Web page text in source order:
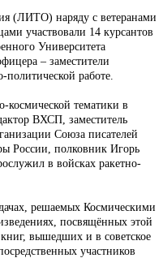
(ЛИТО) наряду с ветеранами
участвовали 14 курсантов
Университета
– заместители
работе.
космической тематики в
ВХСП, заместитель
Союза писателей
России, полковник Игорь
в войсках ракетно-
решаемых Космическими
посвящённых этой
вышедших и в советское
участников